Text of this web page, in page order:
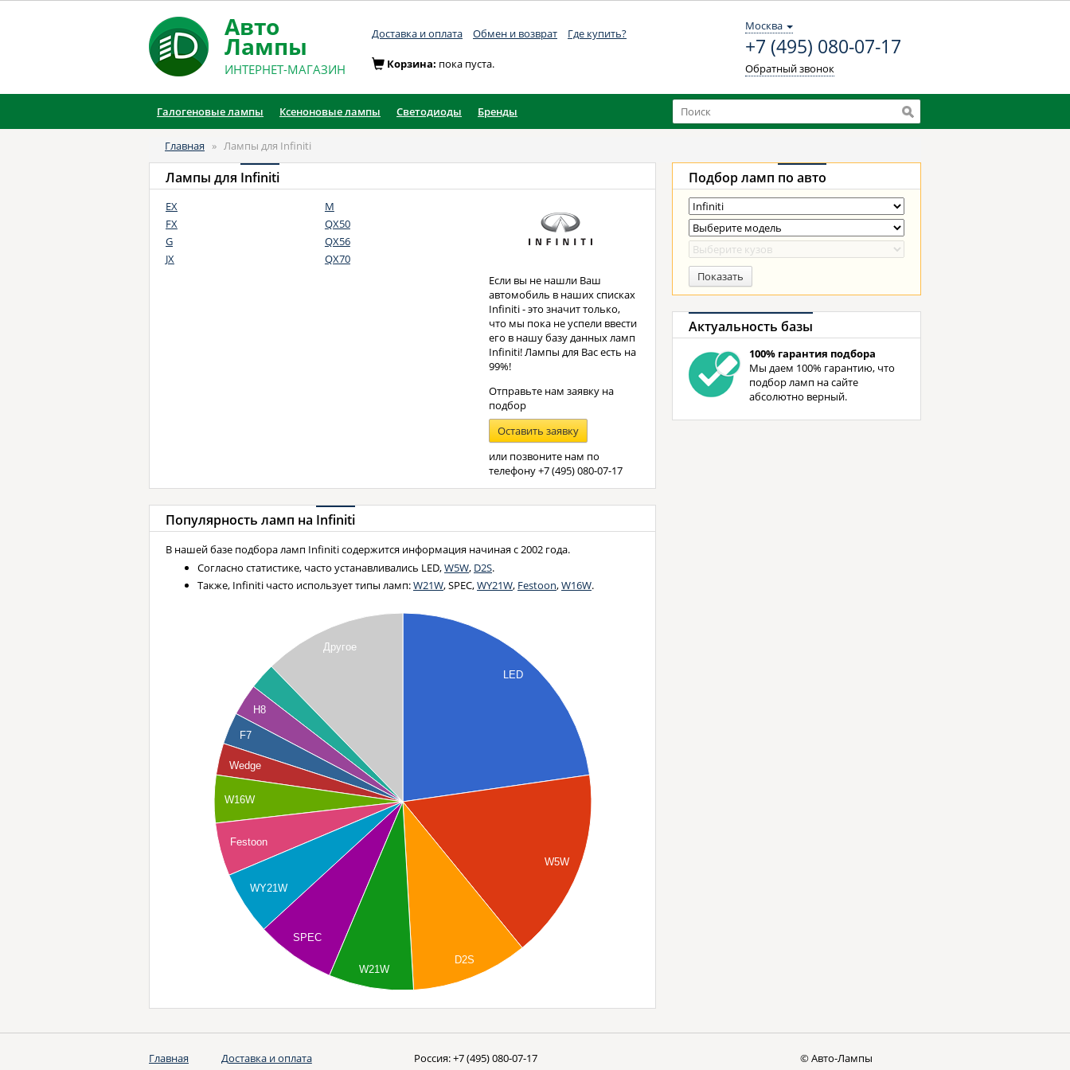
Авто
Лампы
ИНТЕРНЕТ-МАГАЗИН
Доставка и оплата Обмен и возврат Где купить?
Москва
+7 (495) 080-07-17
Обратный звонок
Корзина: пока пуста.
Галогеновые лампы Ксеноновые лампы Светодиоды Бренды
Главная » Лампы для Infiniti
Лампы для Infiniti
EX
FX
G
JX
M
QX50
QX56
QX70
Если вы не нашли Ваш
автомобиль в наших списках
Infiniti - это значит только,
что мы пока не успели ввести
его в нашу базу данных ламп
Infiniti! Лампы для Вас есть на
99%!
Отправьте нам заявку на
подбор
Оставить заявку
или позвоните нам по
телефону+7 (495) 080-07-17
Популярность ламп на Infiniti
В нашей базе подбора ламп Infiniti содержится информация начиная с 2002 года.
Согласно статистике, часто устанавливались LED,W5W, D2S.
Также, Infiniti часто использует типы ламп:W21W, SPEC,WY21W, Festoon,W16W.
LED
W5W
D2S
Другое
H8
F7
Wedge
W16W
Festoon
WY21W
SPEC
W21W
Подбор ламп по авто
Показать
Актуальность базы
100% гарантия подбора
Мы даем 100% гарантию, что
подбор ламп на сайте
абсолютно верный.
Главная Доставка и оплата Россия:+7 (495) 080-07-17
© Авто-Лампы